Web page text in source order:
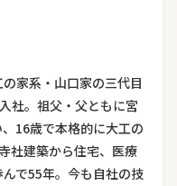
家系・山口家の三代目
社。祖父・父ともに宮
16歳で本格的に大工の
社建築から住宅、医療
で55年。今も自社の技